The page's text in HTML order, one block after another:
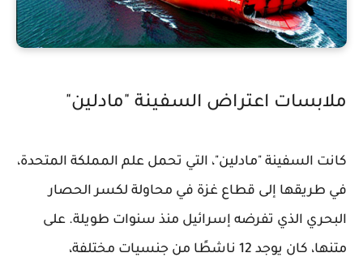
ملابسات اعتراض السفينة "مادلين"
كانت السفينة "مادلين"، التي تحمل علم المملكة المتحدة،
في طريقها إلى قطاع غزة في محاولة لكسر الحصار
البحري الذي تفرضه إسرائيل منذ سنوات طويلة. على
متنها، كان يوجد 12 ناشطًا من جنسيات مختلفة،